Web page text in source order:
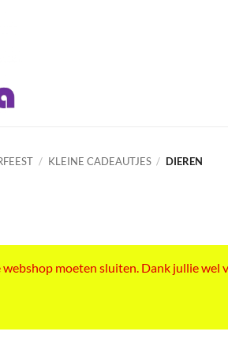
/ KLEINE CADEAUTJES / DIEREN
moeten sluiten. Dank jullie wel